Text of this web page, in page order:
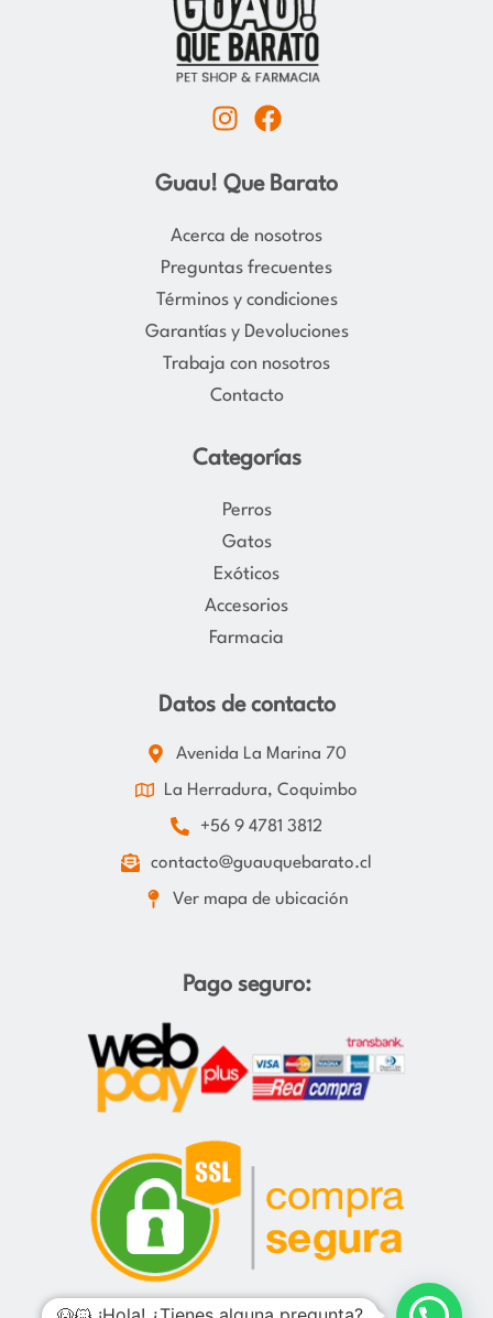
I
s
t
a
r
a
m
F
c
e
b
o
k
Guau! Que Barato
Acerca de nosotros
Preguntas frecuentes
Términos y condiciones
Garantías y Devoluciones
Trabaja con nosotros
Contacto
Categorías
Perros
Gatos
Exóticos
Accesorios
Farmacia
Datos de contacto
Avenida La Marina 70
La Herradura, Coquimbo
+56 9 4781 3812
contacto@guauquebarato.cl
Ver mapa de ubicación
Pago seguro: